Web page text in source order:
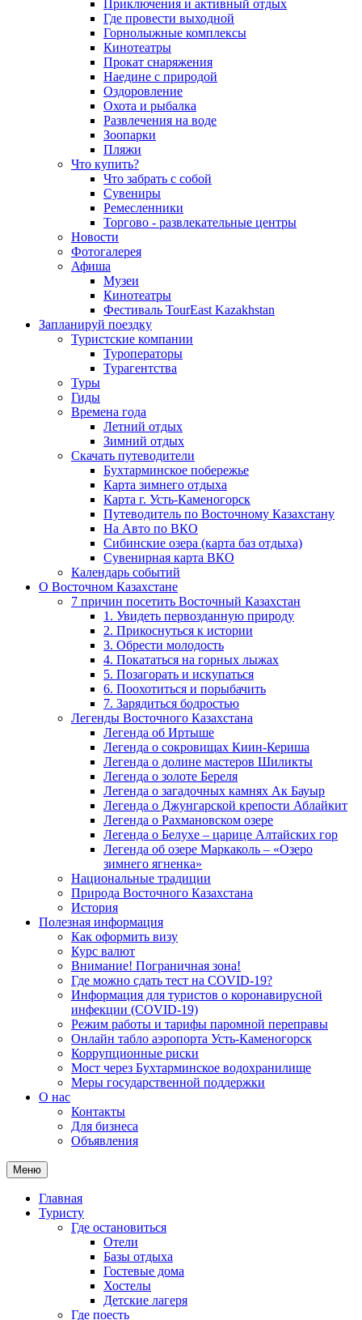
Приключения и активный отдых
Где провести выходной
Горнолыжные комплексы
Кинотеатры
Прокат снаряжения
Наедине с природой
Оздоровление
Охота и рыбалка
Развлечения на воде
Зоопарки
Пляжи
Что купить?
Что забрать с собой
Сувениры
Ремесленники
Торгово - развлекательные центры
Новости
Фотогалерея
Афиша
Музеи
Кинотеатры
Фестиваль TourEast Kazakhstan
Запланируй поездку
Туристские компании
Туроператоры
Турагентства
Туры
Гиды
Времена года
Летний отдых
Зимний отдых
Скачать путеводители
Бухтарминское побережье
Карта зимнего отдыха
Карта г. Усть-Каменогорск
Путеводитель по Восточному Казахстану
На Авто по ВКО
Сибинские озера (карта баз отдыха)
Сувенирная карта ВКО
Календарь событий
О Восточном Казахстане
7 причин посетить Восточный Казахстан
1. Увидеть первозданную природу
2. Прикоснуться к истории
3. Обрести молодость
4. Покататься на горных лыжах
5. Позагорать и искупаться
6. Поохотиться и порыбачить
7. Зарядиться бодростью
Легенды Восточного Казахстана
Легенда об Иртыше
Легенда о сокровищах Киин-Кериша
Легенда о долине мастеров Шиликты
Легенда о золоте Береля
Легенда о загадочных камнях Ак Бауыр
Легенда о Джунгарской крепости Аблайкит
Легенда о Рахмановском озере
Легенда о Белухе – царице Алтайских гор
Легенда об озере Маркаколь – «Озеро
зимнего ягненка»
Национальные традиции
Природа Восточного Казахстана
История
Полезная информация
Как оформить визу
Курс валют
Внимание! Пограничная зона!
Где можно сдать тест на COVID-19?
Информация для туристов о коронавирусной
инфекции (COVID-19)
Режим работы и тарифы паромной переправы
Онлайн табло аэропорта Усть-Каменогорск
Коррупционные риски
Мост через Бухтарминское водохранилище
Меры государственной поддержки
О нас
Контакты
Для бизнеса
Объявления
Меню
Главная
Туристу
Где остановиться
Отели
Базы отдыха
Гостевые дома
Хостелы
Детские лагеря
Где поесть